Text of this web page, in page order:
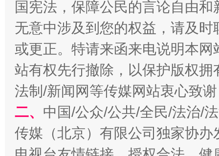
阿坝州三大球赛在茂县开幕 规模
国宪法，保障公民的言论自由
无意中涉及到您的权益，请及
或更正。特请来函来电说明本
站有权先行撤除，以保护版权
法制/新闻网等传媒网站衷心致
二、 中国/公众/公共/全民/法治/
传媒（北京）有限公司独家协